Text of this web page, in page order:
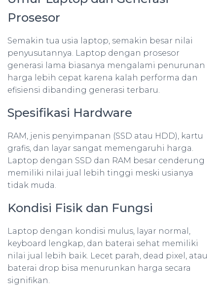
Prosesor
Semakin tua usia laptop, semakin besar nilai
penyusutannya. Laptop dengan prosesor
generasi lama biasanya mengalami penurunan
harga lebih cepat karena kalah performa dan
efisiensi dibanding generasi terbaru.
Spesifikasi Hardware
RAM, jenis penyimpanan (SSD atau HDD), kartu
grafis, dan layar sangat memengaruhi harga.
Laptop dengan SSD dan RAM besar cenderung
memiliki nilai jual lebih tinggi meski usianya
tidak muda.
Kondisi Fisik dan Fungsi
Laptop dengan kondisi mulus, layar normal,
keyboard lengkap, dan baterai sehat memiliki
nilai jual lebih baik. Lecet parah, dead pixel, atau
baterai drop bisa menurunkan harga secara
signifikan.